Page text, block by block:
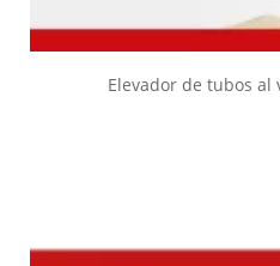
Elevador de tubos al